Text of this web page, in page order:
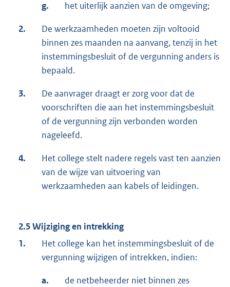
g. het uiterlijk aanzien van de omgeving;
2.
De werkzaamheden moeten zijn voltooid
binnen zes maanden na aanvang, tenzij in het
instemmingsbesluit of de vergunning anders is
bepaald.
3.
De aanvrager draagt er zorg voor dat de
voorschriften die aan het instemmingsbesluit
of de vergunning zijn verbonden worden
nageleefd.
4.
Het college stelt nadere regels vast ten aanzien
van de wijze van uitvoering van
werkzaamheden aan kabels of leidingen.
2.5 Wijziging en intrekking
1.
Het college kan het instemmingsbesluit of de
vergunning wijzigen of intrekken, indien:
a.
de netbeheerder niet binnen zes